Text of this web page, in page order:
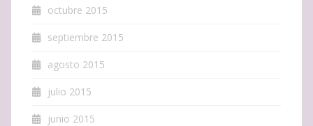
octubre 2015
septiembre 2015
agosto 2015
julio 2015
junio 2015